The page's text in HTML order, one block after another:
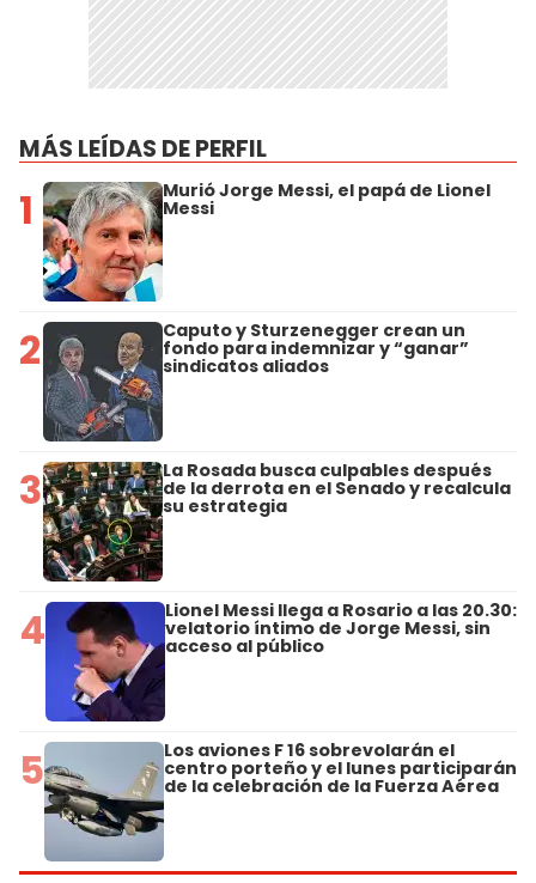
MÁS LEÍDAS DE PERFIL
1 Murió Jorge Messi, el papá de Lionel
Messi
2 Caputo y Sturzenegger crean un
fondo para indemnizar y “ganar”
sindicatos aliados
3 La Rosada busca culpables después
de la derrota en el Senado y recalcula
su estrategia
4 Lionel Messi llega a Rosario a las 20.30:
velatorio íntimo de Jorge Messi, sin
acceso al público
5 Los aviones F 16 sobrevolarán el
centro porteño y el lunes participarán
de la celebración de la Fuerza Aérea